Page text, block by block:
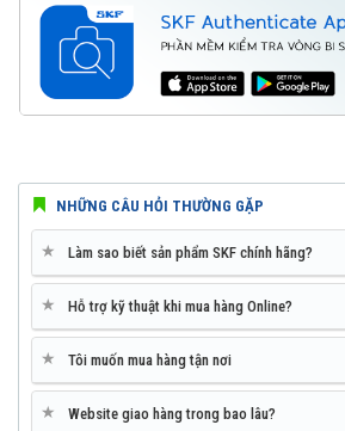
NHỮNG CÂU HỎI THƯỜNG GẶP
★ Làm sao biết sản phẩm SKF chính hãng?
★ Hỗ trợ kỹ thuật khi mua hàng Online?
★ Tôi muốn mua hàng tận nơi
★ Website giao hàng trong bao lâu?